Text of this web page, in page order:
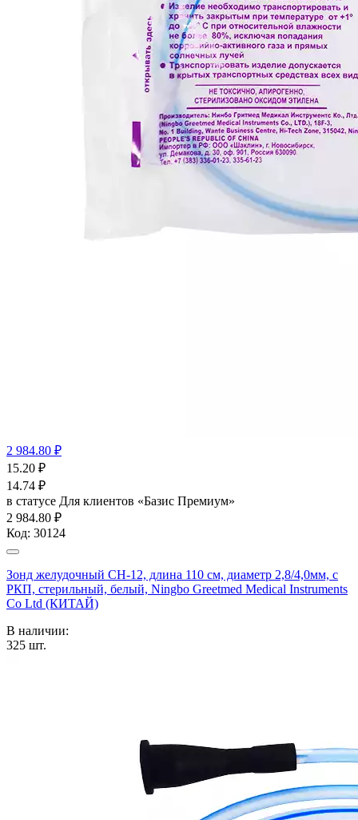
2 984.80 ₽
15.20 ₽
14.74 ₽
в статусе Для клиентов «Базис Премиум»
2 984.80 ₽
Код: 30124
Зонд желудочный CH-12, длина 110 см, диаметр 2,8/4,0мм, с
РКП, стерильный, белый, Ningbo Greetmed Medical Instruments
Co Ltd (КИТАЙ)
В наличии:
325 шт.